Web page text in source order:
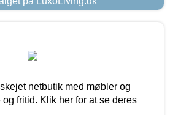
netbutik med møbler og
fritid. Klik her for at se deres